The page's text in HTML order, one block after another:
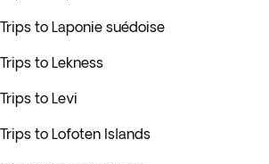
Trips to Laponie suédoise
Trips to Lekness
Trips to Levi
Trips to Lofoten Islands